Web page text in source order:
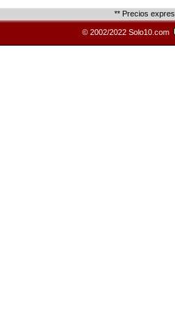
** Precios
© 2002/2022 Solo10.com